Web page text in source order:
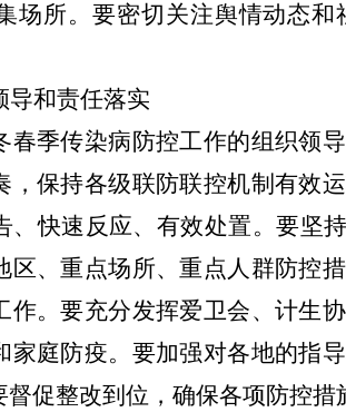
场所。要密切关注舆情动态
导和责任落实
春季传染病防控工作的组织领
，保持各级联防联控机制有效
、快速反应、有效处置。要坚持
区、重点场所、重点人群防控
作。要充分发挥爱卫会、计生
家庭防疫。要加强对各地的指
促整改到位，确保各项防控措